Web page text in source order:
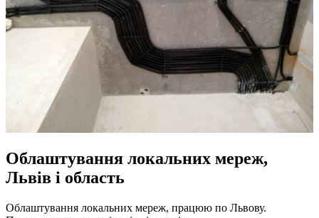
Облаштування локальних мереж,
Львів і область
Облаштування локальних мереж, працюю по Львову.